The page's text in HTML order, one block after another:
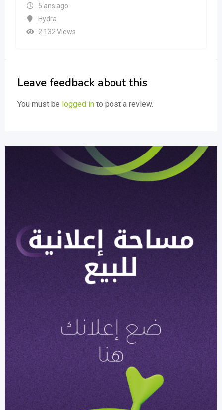
5 ans ago
Hydra
2 132 Views
Leave feedback about this
You must be logged in to post a review.